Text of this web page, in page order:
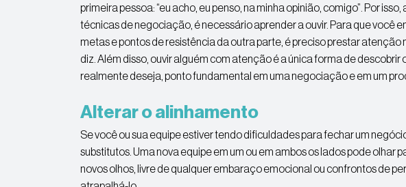
primeira pessoa: “eu acho, eu penso, na minha opinião, comigo”. Por
técnicas de negociação, é necessário aprender a ouvir. Para que você
metas e pontos de resistência da outra parte, é preciso prestar atenção
diz. Além disso, ouvir alguém com atenção é a única forma de descobrir
realmente deseja, ponto fundamental em uma negociação e em um
Alterar o alinhamento
Se você ou sua equipe estiver tendo dificuldades para fechar um
substitutos. Uma nova equipe em um ou em ambos os lados pode olhar
novos olhos, livre de qualquer embaraço emocional ou confrontos de